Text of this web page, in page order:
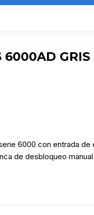
6000AD
6000 con entrada de
de desbloqueo